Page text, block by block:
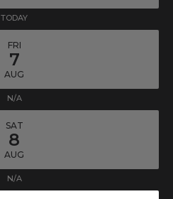
TODAY
FRI
7
AUG
N/A
SAT
8
AUG
N/A